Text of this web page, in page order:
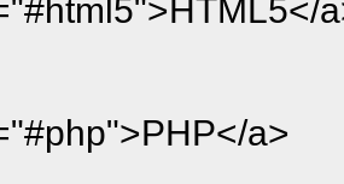
a>